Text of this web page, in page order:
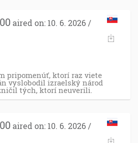
aired on: 10. 6. 2026 /
pripomenúť, ktorí raz viete
vyslobodil izraelský národ
tých, ktorí neuverili.
aired on: 10. 6. 2026 /